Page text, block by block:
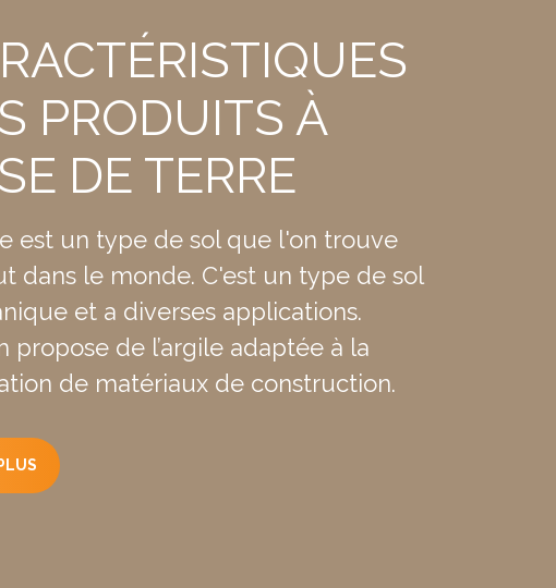
Nettoyez le matériau avec de
blanc), sel de sodium,
au moins 6 mois sans être
hors de portée des
PRODUITS À
DE TERRE
est un type de sol que l'on trouve
dans le monde. C'est un type de sol
et a diverses applications.
propose de l’argile adaptée à la
de matériaux de construction.